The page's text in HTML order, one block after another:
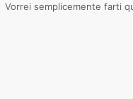
Vorrei semplicemente farti